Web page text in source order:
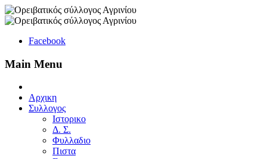
Facebook
Main Menu
Αρχικη
Συλλογος
Ιστορικο
Δ. Σ.
Φυλλαδιο
Πιστα